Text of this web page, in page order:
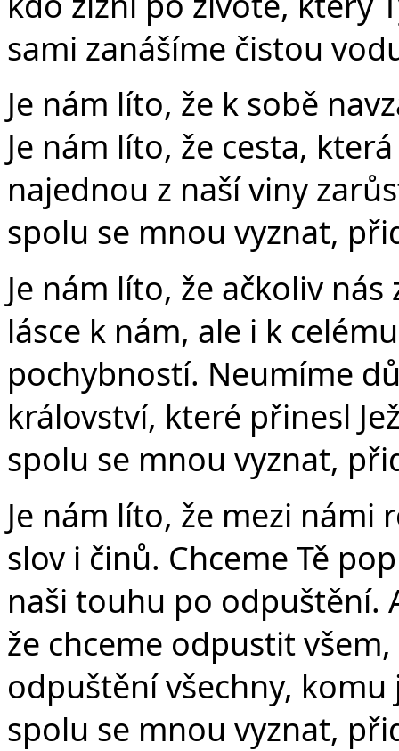
sami zanášíme čistou
Je nám líto, že k sobě
Je nám líto, že cesta,
najednou z naší viny
spolu se mnou vyznat,
Je nám líto, že ačkoliv
lásce k nám, ale i k
pochybností. Neumíme
království, které přinesl
spolu se mnou vyznat,
Je nám líto, že mezi
slov i činů. Chceme Tě
naši touhu po odpuštění.
že chceme odpustit
odpuštění všechny,
spolu se mnou vyznat,